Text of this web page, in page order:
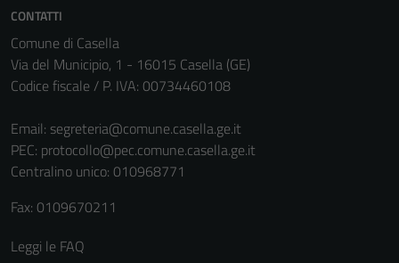
CONTATTI
Comune di Casella
Via del Municipio, 1 - 16015 Casella (GE)
Codice fiscale / P. IVA: 00734460108
Email: segreteria@comune.casella.ge.it
PEC: protocollo@pec.comune.casella.ge.it
Centralino unico: 010968771
Fax: 0109670211
Leggi le FAQ
Questi cookie
sono necessari
funzionamento
del sito e non